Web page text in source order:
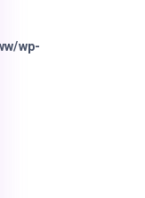
wp-